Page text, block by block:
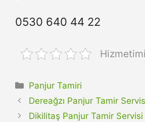
0530 640 44 22
Kategoriler
Panjur Tamiri
Dereağzı Panjur Tamir
Dikilitaş Panjur Tamir Servisi